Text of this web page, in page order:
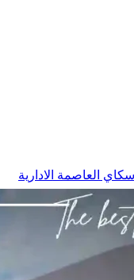
العاصمة الادارية